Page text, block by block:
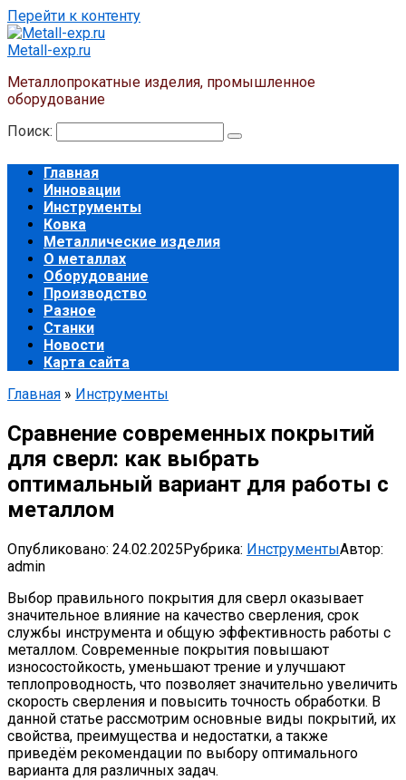
Перейти к контенту
Metall-exp.ru
Металлопрокатные изделия, промышленное
оборудование
Поиск:
Главная
Инновации
Инструменты
Ковка
Металлические изделия
О металлах
Оборудование
Производство
Разное
Станки
Новости
Карта сайта
Главная » Инструменты
Сравнение современных покрытий
для сверл: как выбрать
оптимальный вариант для работы с
металлом
Опубликовано: 24.02.2025Рубрика: ИнструментыАвтор:
admin
Выбор правильного покрытия для сверл оказывает
значительное влияние на качество сверления, срок
службы инструмента и общую эффективность работы с
металлом. Современные покрытия повышают
износостойкость, уменьшают трение и улучшают
теплопроводность, что позволяет значительно увеличить
скорость сверления и повысить точность обработки. В
данной статье рассмотрим основные виды покрытий, их
свойства, преимущества и недостатки, а также
приведём рекомендации по выбору оптимального
варианта для различных задач.